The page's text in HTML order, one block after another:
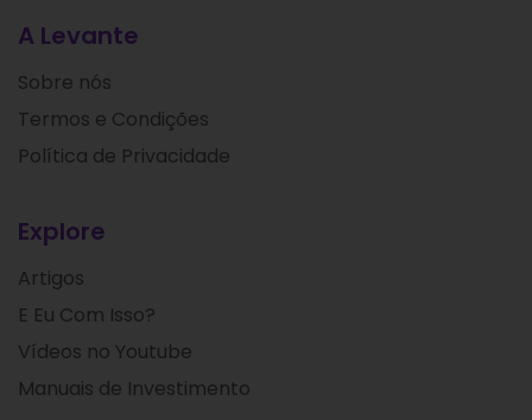
A Levante
Sobre nós
Termos e Condições
Política de Privacidade
Explore
Artigos
E Eu Com Isso?
Vídeos no Youtube
Manuais de Investimento